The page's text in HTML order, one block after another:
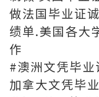
做法国毕业证
绩单.美国各大
作
#澳洲文凭毕
加拿大文凭毕